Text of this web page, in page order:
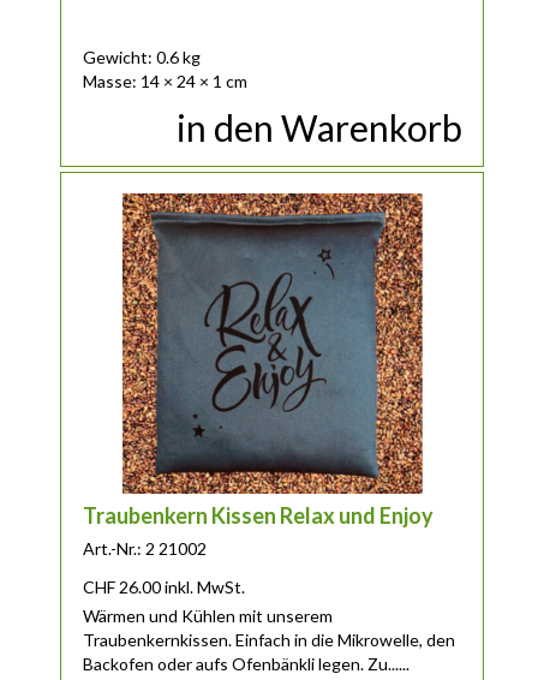
Gewicht: 0.6 kg
Masse: 14 × 24 × 1 cm
in den Warenkorb
Traubenkern Kissen Relax und Enjoy
Art.-Nr.: 2 21002
CHF26.00inkl. MwSt.
Wärmen und Kühlen mit unserem
Traubenkernkissen. Einfach in die Mikrowelle, den
Backofen oder aufs Ofenbänkli legen. Zu......